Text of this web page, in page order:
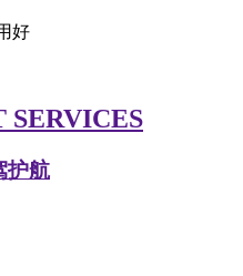
好
SERVICES
护航